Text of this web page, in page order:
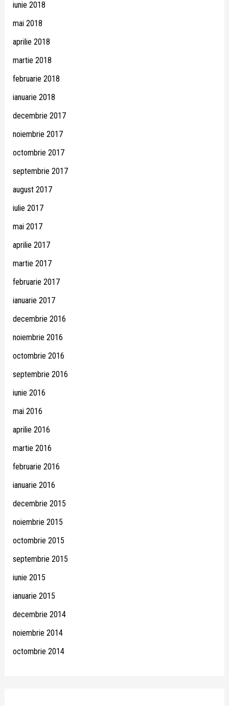
iunie 2018
mai 2018
aprilie 2018
martie 2018
februarie 2018
ianuarie 2018
decembrie 2017
noiembrie 2017
octombrie 2017
septembrie 2017
august 2017
iulie 2017
mai 2017
aprilie 2017
martie 2017
februarie 2017
ianuarie 2017
decembrie 2016
noiembrie 2016
octombrie 2016
septembrie 2016
iunie 2016
mai 2016
aprilie 2016
martie 2016
februarie 2016
ianuarie 2016
decembrie 2015
noiembrie 2015
octombrie 2015
septembrie 2015
iunie 2015
ianuarie 2015
decembrie 2014
noiembrie 2014
octombrie 2014